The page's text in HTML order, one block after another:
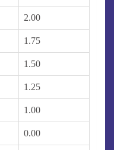
2.00
1.75
1.50
1.25
1.00
0.00